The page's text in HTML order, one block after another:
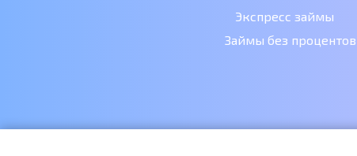
Экспресс займы
Займы без процентов